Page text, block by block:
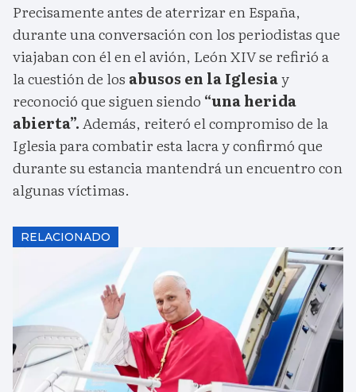
Precisamente antes de aterrizar en España,
durante una conversación con los periodistas que
viajaban con él en el avión, León XIV se refirió a
la cuestión de los abusos en la Iglesiay
reconoció que siguen siendo “una herida
abierta”.Además, reiteró el compromiso de la
Iglesia para combatir esta lacra y confirmó que
durante su estancia mantendrá un encuentro con
algunas víctimas.
RELACIONADO